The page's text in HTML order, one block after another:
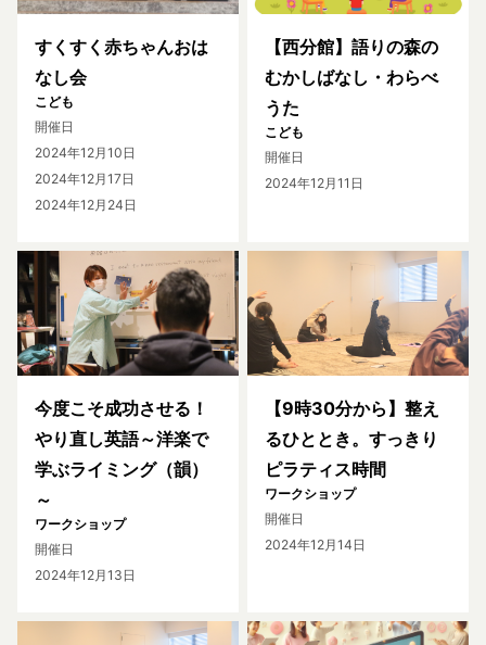
すくすく赤ちゃんおは
なし会
こども
開催日
2024年12月10日
2024年12月17日
2024年12月24日
【西分館】語りの森の
むかしばなし・わらべ
うた
こども
開催日
2024年12月11日
今度こそ成功させる！
やり直し英語～洋楽で
学ぶライミング（韻）
～
ワークショップ
開催日
2024年12月13日
【9時30分から】整え
るひととき。すっきり
ピラティス時間
ワークショップ
開催日
2024年12月14日